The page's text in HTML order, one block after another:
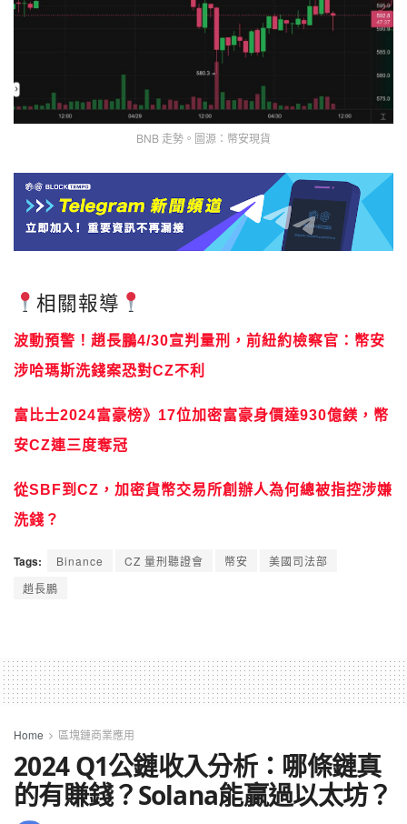
BNB 走勢。圖源：幣安現貨
相關報導
波動預警！趙長鵬4/30宣判量刑，前紐約檢察官：幣安
涉哈瑪斯洗錢案恐對CZ不利
富比士2024富豪榜》17位加密富豪身價達930億鎂，幣
安CZ連三度奪冠
從SBF到CZ，加密貨幣交易所創辦人為何總被指控涉嫌
洗錢？
Tags: Binance CZ 量刑聽證會 幣安
美國司法部
趙長鵬
Home 區塊鏈商業應用
2024 Q1公鏈收入分析：哪條鏈真
的有賺錢？Solana能贏過以太坊？